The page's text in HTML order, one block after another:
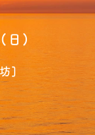
日)
]